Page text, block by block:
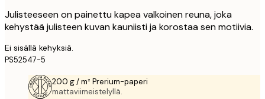
Julisteeseen on painettu kapea valkoinen reuna, joka
kehystää julisteen kuvan kauniisti ja korostaa sen motiivia.
Ei sisällä kehyksiä.
PS52547-5
200 g / m² Prerium-paperi
mattaviimeistelyllä.